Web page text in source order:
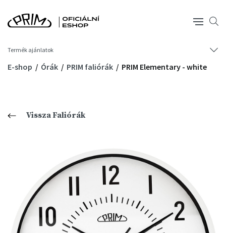
Termék ajánlatok
E-shop Órák PRIM faliórák PRIM Elementary - white
Vissza Faliórák